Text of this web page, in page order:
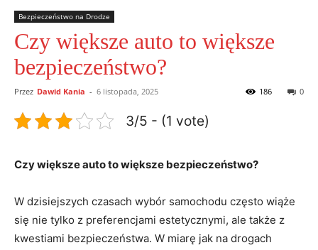
Bezpieczeństwo na Drodze
Czy większe auto to większe
bezpieczeństwo?
Przez Dawid Kania - 6 listopada, 2025 0
186
3/5 - (1 vote)
Czy większe auto to większe⁢ bezpieczeństwo?
W ⁤dzisiejszych czasach wybór samochodu często wiąże
się nie tylko⁢ z preferencjami​ estetycznymi, ale także ‍z
kwestiami ​bezpieczeństwa. W miarę ⁢jak na drogach